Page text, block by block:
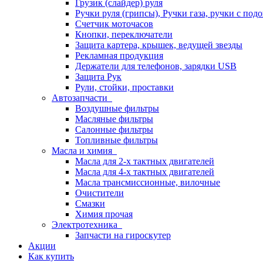
Грузик (слайдер) руля
Ручки руля (грипсы), Ручки газа, ручки с
Счетчик моточасов
Кнопки, переключатели
Защита картера, крышек, ведущей звезды
Рекламная продукция
Держатели для телефонов, зарядки USB
Защита Рук
Рули, стойки, проставки
Автозапчасти
Воздушные фильтры
Масляные фильтры
Салонные фильтры
Топливные фильтры
Масла и химия
Масла для 2-х тактных двигателей
Масла для 4-х тактных двигателей
Масла трансмиссионные, вилочные
Очистители
Смазки
Химия прочая
Электротехника
Запчасти на гироскутер
Акции
Как купить